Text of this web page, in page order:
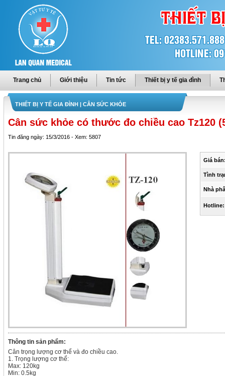
Trang chủ Giới thiệu Tin tức Thiết bị y tế gia đình
THIẾT BỊ Y TẾ GIA ĐÌNH | CÂN SỨC KHỎE
Cân sức khỏe có thước đo chiều cao Tz120
Tin đăng ngày: 15/3/2016 - Xem: 5807
Giá
Tình
Nhà
Hotline:
Thông tin sản phẩm:
Cân trọng lượng cơ thể và đo chiều cao.
1. Trọng lượng cơ thể:
Max: 120kg
Min: 0.5kg